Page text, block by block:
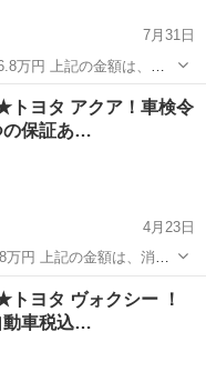
7月31日
メーカ
ブラック 型式：DAA-
ヨタ アクア！車検令
の保証あ…
4月23日
！ 令和4年度の自動車税
車両
ヨタ ヴォクシー ！
動車税込…